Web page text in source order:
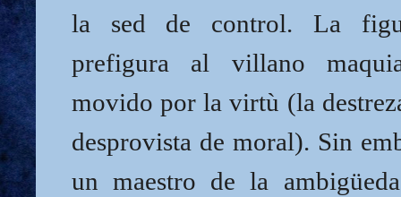
la sed de control. La
prefigura al villano
movido por la virtù (la
desprovista de moral). Sin
un maestro de la